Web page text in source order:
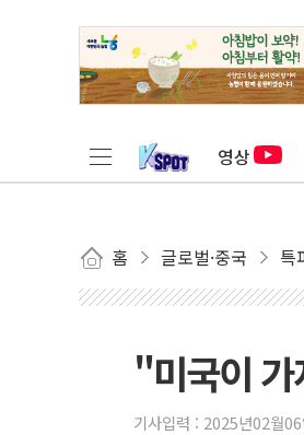
영상
홈 글로벌·중국 특
"미국이
기사입력 : 2025년02월